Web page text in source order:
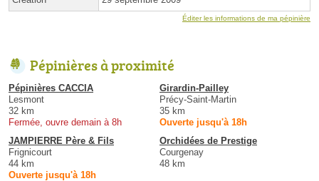
Éditer les informations de ma pépinière
Pépinières à proximité
Pépinières CACCIA
Lesmont
32 km
Fermée, ouvre demain à 8h
Girardin-Pailley
Précy-Saint-Martin
35 km
Ouverte jusqu'à 18h
JAMPIERRE Père & Fils
Frignicourt
44 km
Ouverte jusqu'à 18h
Orchidées de Prestige
Courgenay
48 km